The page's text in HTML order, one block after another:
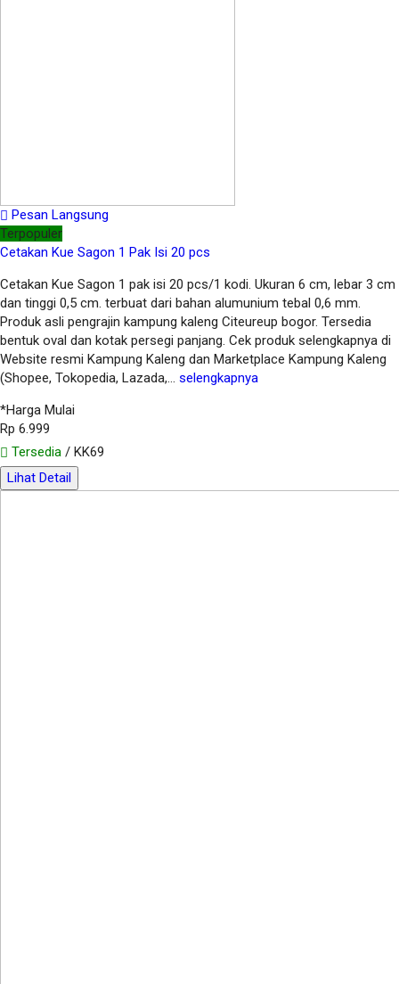
Pesan Langsung
Terpopuler
Cetakan Kue Sagon 1 Pak Isi 20 pcs
Cetakan Kue Sagon 1 pak isi 20 pcs/1 kodi. Ukuran 6 cm, lebar 3 cm
dan tinggi 0,5 cm. terbuat dari bahan alumunium tebal 0,6 mm.
Produk asli pengrajin kampung kaleng Citeureup bogor. Tersedia
bentuk oval dan kotak persegi panjang. Cek produk selengkapnya di
Website resmi Kampung Kaleng dan Marketplace Kampung Kaleng
(Shopee, Tokopedia, Lazada,… selengkapnya
*Harga Mulai
Rp 6.999
Tersedia / KK69
Lihat Detail